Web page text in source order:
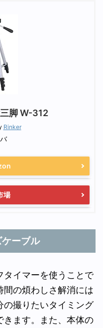
脚 W-312
Rinker
場
ーブル
タイマーを使うことで
間の煩わしさ解消には
の撮りたいタイミング
きます。また、本体の